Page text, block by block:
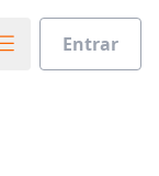
Entrar